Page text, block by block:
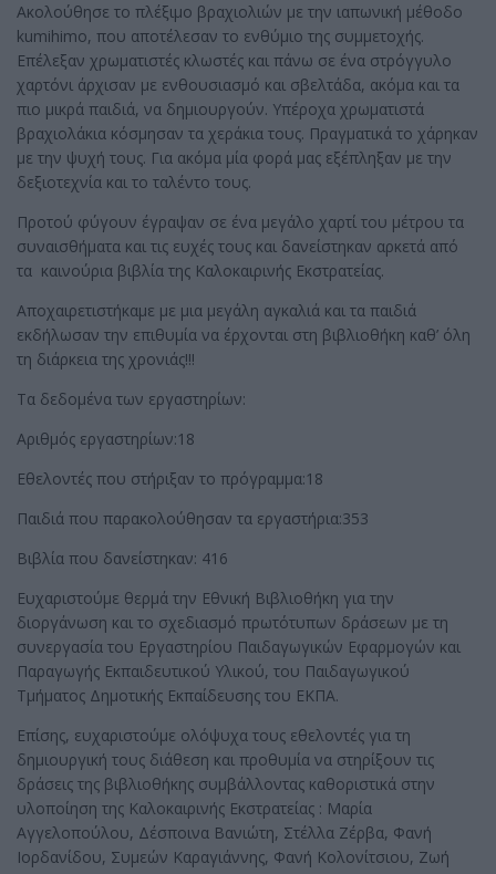
Ακολούθησε το πλέξιμο βραχιολιών με την ιαπωνική μέθοδο
kumihimo, που αποτέλεσαν το ενθύμιο της συμμετοχής.
Επέλεξαν χρωματιστές κλωστές και πάνω σε ένα στρόγγυλο
χαρτόνι άρχισαν με ενθουσιασμό και σβελτάδα, ακόμα και τα
πιο μικρά παιδιά, να δημιουργούν. Υπέροχα χρωματιστά
βραχιολάκια κόσμησαν τα χεράκια τους. Πραγματικά το χάρηκαν
με την ψυχή τους. Για ακόμα μία φορά μας εξέπληξαν με την
δεξιοτεχνία και το ταλέντο τους.
Προτού φύγουν έγραψαν σε ένα μεγάλο χαρτί του μέτρου τα
συναισθήματα και τις ευχές τους και δανείστηκαν αρκετά από
τα καινούρια βιβλία της Καλοκαιρινής Εκστρατείας.
Αποχαιρετιστήκαμε με μια μεγάλη αγκαλιά και τα παιδιά
εκδήλωσαν την επιθυμία να έρχονται στη βιβλιοθήκη καθ’ όλη
τη διάρκεια της χρονιάς!!!
Τα δεδομένα των εργαστηρίων:
Αριθμός εργαστηρίων:18
Εθελοντές που στήριξαν το πρόγραμμα:18
Παιδιά που παρακολούθησαν τα εργαστήρια:353
Βιβλία που δανείστηκαν: 416
Ευχαριστούμε θερμά την Εθνική Βιβλιοθήκη για την
διοργάνωση και το σχεδιασμό πρωτότυπων δράσεων με τη
συνεργασία του Εργαστηρίου Παιδαγωγικών Εφαρμογών και
Παραγωγής Εκπαιδευτικού Υλικού, του Παιδαγωγικού
Τμήματος Δημοτικής Εκπαίδευσης του ΕΚΠΑ.
Επίσης, ευχαριστούμε ολόψυχα τους εθελοντές για τη
δημιουργική τους διάθεση και προθυμία να στηρίξουν τις
δράσεις της βιβλιοθήκης συμβάλλοντας καθοριστικά στην
υλοποίηση της Καλοκαιρινής Εκστρατείας : Μαρία
Αγγελοπούλου, Δέσποινα Βανιώτη, Στέλλα Ζέρβα, Φανή
Ιορδανίδου, Συμεών Καραγιάννης, Φανή Κολονίτσιου, Ζωή